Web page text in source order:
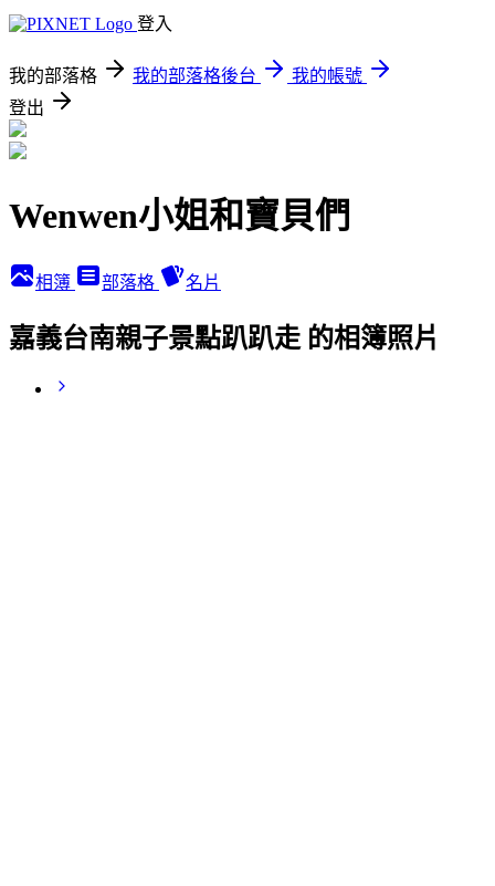
登入
我的部落格 我的部落格後台
我的帳號
登出
Wenwen小姐和寶貝們
相簿 部落格 名片
嘉義台南親子景點趴趴走 的相簿照片